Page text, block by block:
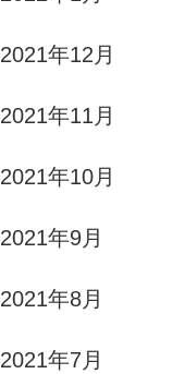
2021年12月
2021年11月
2021年10月
2021年9月
2021年8月
2021年7月